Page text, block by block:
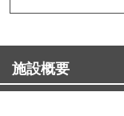
施設概要